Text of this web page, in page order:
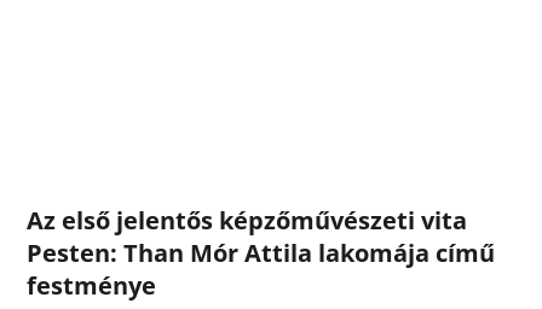
Az első jelentős képzőművészeti vita
Pesten: Than Mór Attila lakomája című
festménye